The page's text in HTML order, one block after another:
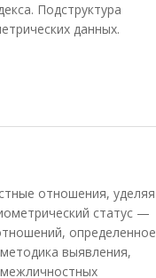
Подструктура
данных.
отношения, уделяя
статус —
определенное
выявления,